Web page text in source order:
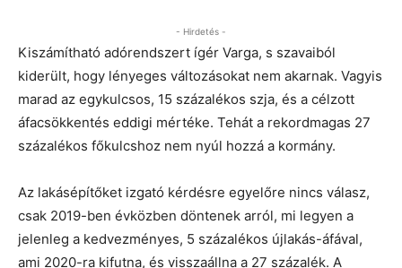
- Hirdetés -
Kiszámítható adórendszert ígér Varga, s szavaiból
kiderült, hogy lényeges változásokat nem akarnak. Vagyis
marad az egykulcsos, 15 százalékos szja, és a célzott
áfacsökkentés eddigi mértéke. Tehát a rekordmagas 27
százalékos főkulcshoz nem nyúl hozzá a kormány.
Az lakásépítőket izgató kérdésre egyelőre nincs válasz,
csak 2019-ben évközben döntenek arról, mi legyen a
jelenleg a kedvezményes, 5 százalékos újlakás-áfával,
ami 2020-ra kifutna, és visszaállna a 27 százalék. A